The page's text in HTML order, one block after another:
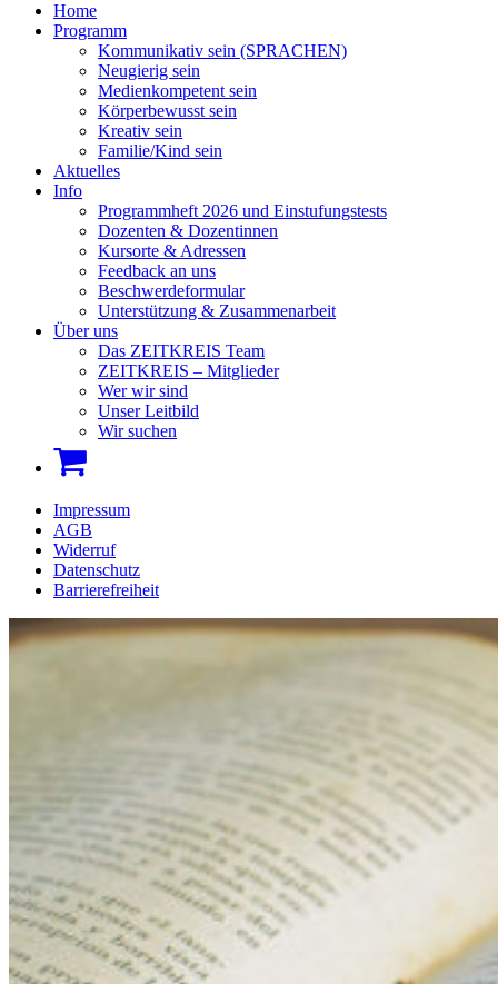
Home
Programm
Kommunikativ sein (SPRACHEN)
Neugierig sein
Medienkompetent sein
Körperbewusst sein
Kreativ sein
Familie/Kind sein
Aktuelles
Info
Programmheft 2026 und Einstufungstests
Dozenten & Dozentinnen
Kursorte & Adressen
Feedback an uns
Beschwerdeformular
Unterstützung & Zusammenarbeit
Über uns
Das ZEITKREIS Team
ZEITKREIS – Mitglieder
Wer wir sind
Unser Leitbild
Wir suchen
Impressum
AGB
Widerruf
Datenschutz
Barrierefreiheit